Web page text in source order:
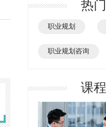
热门
职业规划
职业规划咨询
课程